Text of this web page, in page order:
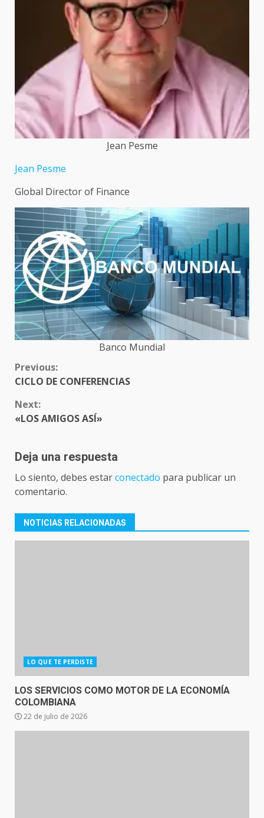
Jean Pesme
Jean Pesme
Global Director of Finance
Banco Mundial
CONTINUE
READING
Previous:
CICLO DE CONFERENCIAS
Next:
«LOS AMIGOS ASÍ»
Deja una respuesta
Lo siento, debes estarconectado para publicar un
comentario.
NOTICIAS RELACIONADAS
LO QUE TE PERDISTE
LOS SERVICIOS COMO MOTOR DE LA ECONOMÍA
COLOMBIANA
22 de julio de 2026